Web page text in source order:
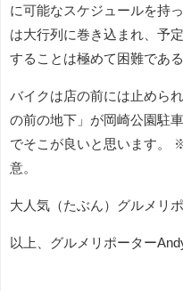
に可能なスケジュールを持
は大行列に巻き込まれ、予
することは極めて困難である
バイクは店の前には止めら
の前の地下」が岡崎公園駐
でそこが良いと思います。
意。
大人気（たぶん）グルメリ
以上、グルメリポーター